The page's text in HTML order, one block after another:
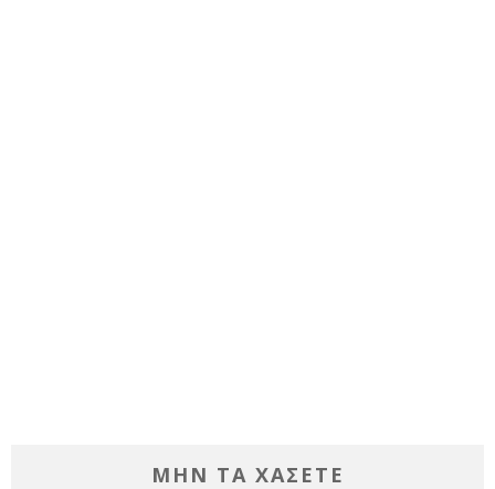
ΜΗΝ ΤΑ ΧΑΣΕΤΕ